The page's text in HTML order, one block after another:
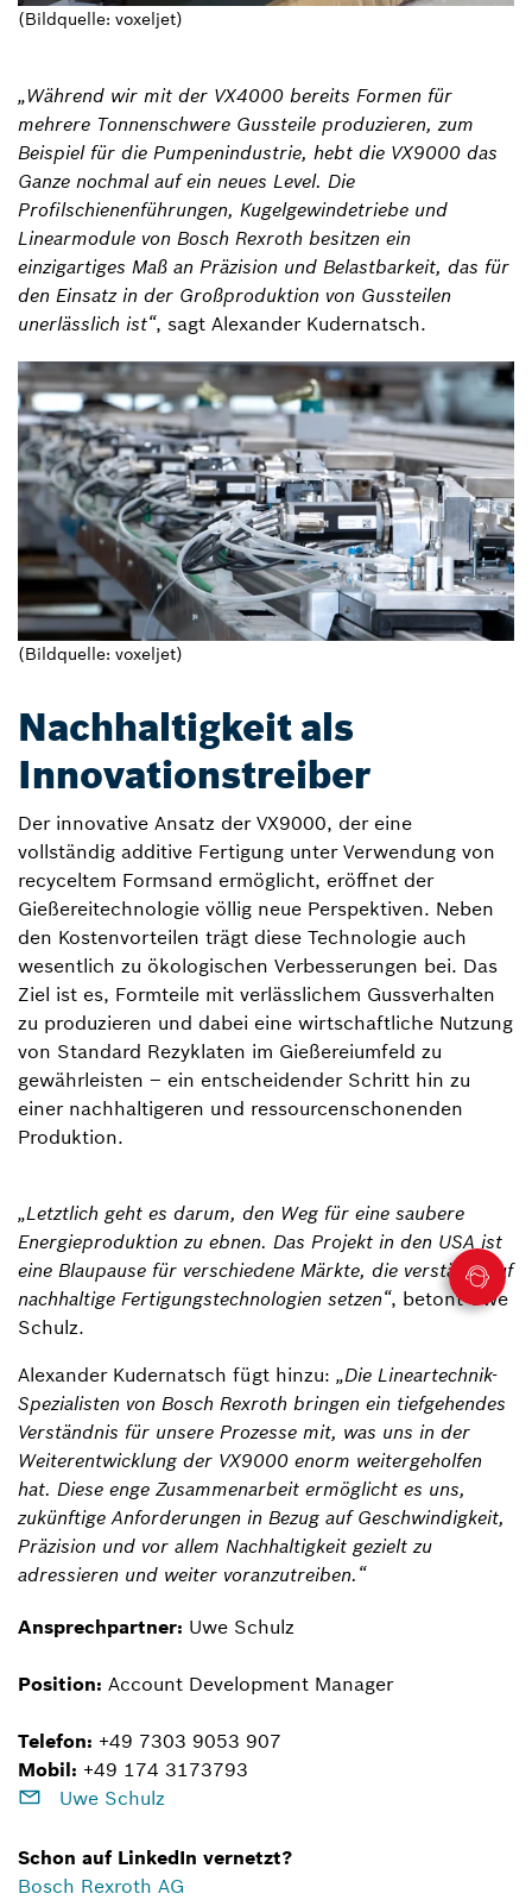
(Bildquelle: voxeljet)
„Während wir mit der VX4000 bereits Formen für
mehrere Tonnenschwere Gussteile produzieren, zum
Beispiel für die Pumpenindustrie, hebt die VX9000 das
Ganze nochmal auf ein neues Level. Die
Profilschienenführungen, Kugelgewindetriebe und
Linearmodule von Bosch Rexroth besitzen ein
einzigartiges Maß an Präzision und Belastbarkeit, das für
den Einsatz in der Großproduktion von Gussteilen
unerlässlich ist“, sagt Alexander Kudernatsch.
(Bildquelle: voxeljet)
Nachhaltigkeit als
Innovationstreiber
Der innovative Ansatz der VX9000, der eine
vollständig additive Fertigung unter Verwendung von
recyceltem Formsand ermöglicht, eröffnet der
Gießereitechnologie völlig neue Perspektiven. Neben
den Kostenvorteilen trägt diese Technologie auch
wesentlich zu ökologischen Verbesserungen bei. Das
Ziel ist es, Formteile mit verlässlichem Gussverhalten
zu produzieren und dabei eine wirtschaftliche Nutzung
von Standard Rezyklaten im Gießereiumfeld zu
gewährleisten – ein entscheidender Schritt hin zu
einer nachhaltigeren und ressourcenschonenden
Produktion.
„Letztlich geht es darum, den Weg für eine saubere
Energieproduktion zu ebnen. Das Projekt in den USA ist
eine Blaupause für verschiedene Märkte, die verstärkt auf
nachhaltige Fertigungstechnologien setzen“, betont Uwe
Schulz.
Alexander Kudernatsch fügt hinzu: „Die Lineartechnik-
Spezialisten von Bosch Rexroth bringen ein tiefgehendes
Verständnis für unsere Prozesse mit, was uns in der
Weiterentwicklung der VX9000 enorm weitergeholfen
hat. Diese enge Zusammenarbeit ermöglicht es uns,
zukünftige Anforderungen in Bezug auf Geschwindigkeit,
Präzision und vor allem Nachhaltigkeit gezielt zu
adressieren und weiter voranzutreiben.“
Ansprechpartner: Uwe Schulz
Position: Account Development Manager
Telefon: +49 7303 9053 907
Mobil: +49 174 3173793
Uwe Schulz
Schon auf LinkedIn vernetzt?
Bosch Rexroth AG